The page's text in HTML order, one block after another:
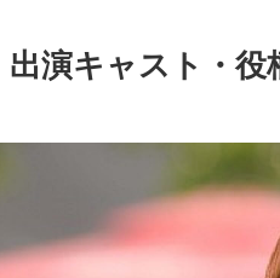
演キャスト・